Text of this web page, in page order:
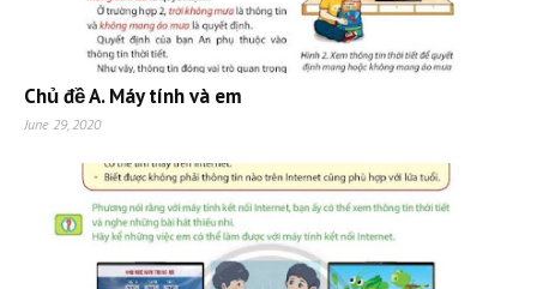
Chủ đề A. Máy tính và em
June 29, 2020